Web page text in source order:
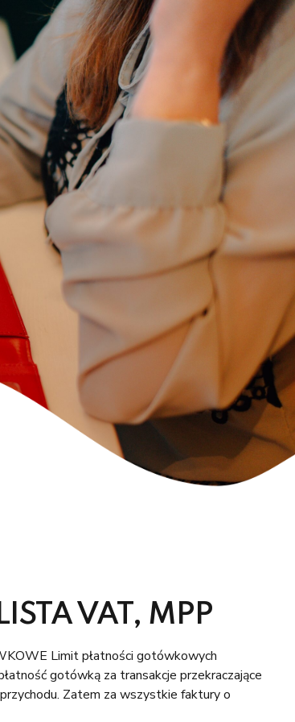
VAT, MPP
Limit płatności gotówkowych
gotówką za transakcje przekraczające
Zatem za wszystkie faktury o